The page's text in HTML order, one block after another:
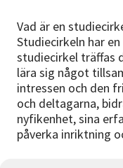
Vad är en
Studiecirkeln har
studiecirkel träffas
lära sig något
intressen och den
och deltagarna,
nyfikenhet, sina
påverka inriktning